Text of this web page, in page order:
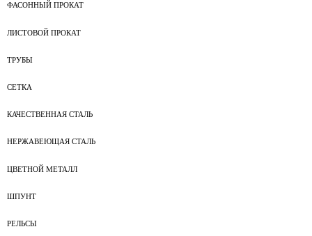
ФАСОННЫЙ ПРОКАТ
ЛИСТОВОЙ ПРОКАТ
ТРУБЫ
СЕТКА
КАЧЕСТВЕННАЯ СТАЛЬ
НЕРЖАВЕЮЩАЯ СТАЛЬ
ЦВЕТНОЙ МЕТАЛЛ
ШПУНТ
РЕЛЬСЫ